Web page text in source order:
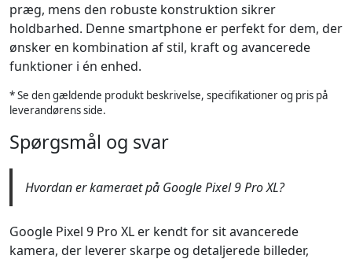
præg, mens den robuste konstruktion sikrer
holdbarhed. Denne smartphone er perfekt for dem, der
ønsker en kombination af stil, kraft og avancerede
funktioner i én enhed.
* Se den gældende produkt beskrivelse, specifikationer og pris på
leverandørens side.
Spørgsmål og svar
Hvordan er kameraet på Google Pixel 9 Pro XL?
Google Pixel 9 Pro XL er kendt for sit avancerede
kamera, der leverer skarpe og detaljerede billeder,